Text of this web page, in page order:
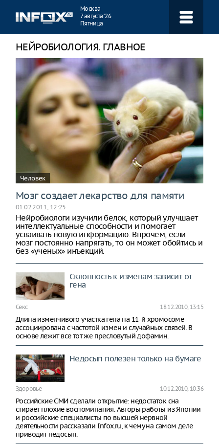
Москва
7 августа ‘26
Пятница
НЕЙРОБИОЛОГИЯ. ГЛАВНОЕ
Человек
Мозг создает лекарство для памяти
01.02.2011, 12:25
Нейробиологи изучили белок, который улучшает
интеллектуальные способности и помогает
усваивать новую информацию. Впрочем, если
мозг постоянно напрягать, то он может обойтись и
без «ученых» инъекций.
Склонность к изменам зависит от
гена
Секс 18.12.2010, 13:15
Длина изменчивого участка гена на 11-й хромосоме
ассоциирована с частотой измен и случайных связей. В
основе лежит все тот же пресловутый дофамин.
Недосып полезен только на бумаге
Здоровье 10.12.2010, 10:36
Российские СМИ сделали открытие: недостаток сна
стирает плохие воспоминания. Авторы работы из Японии
и российские специалисты по высшей нервной
деятельности рассказали Infox.ru, к чему на самом деле
приводит недосып.